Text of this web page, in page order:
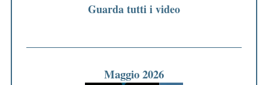
Guarda tutti i video
Maggio 2026